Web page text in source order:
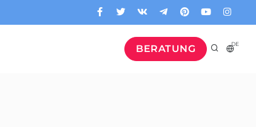
BERATUNG DE